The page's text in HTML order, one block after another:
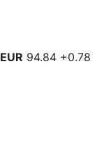
EUR 94.84 +0.78